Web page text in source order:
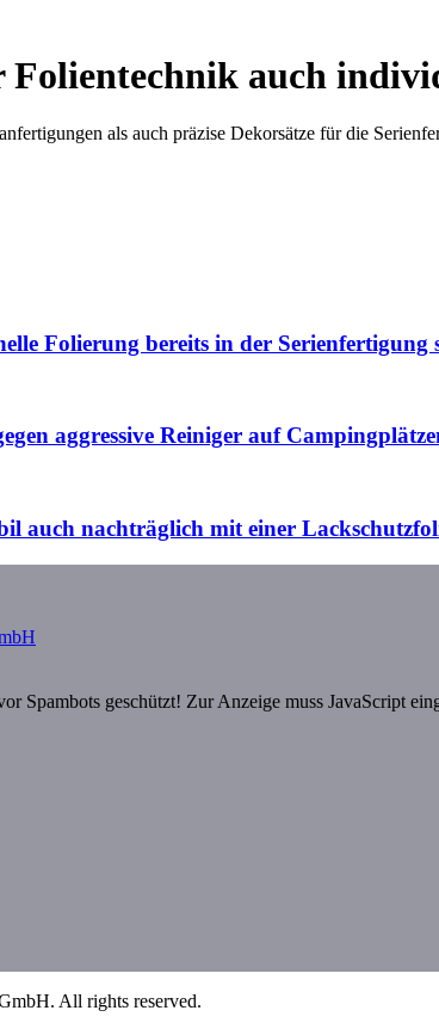
Folientechnik auch
als auch präzise Dekorsätze für die
Folierung bereits in der Serienfertigung
aggressive Reiniger auf
auch nachträglich mit einer
Spambots geschützt! Zur Anzeige muss JavaScript
All rights reserved.